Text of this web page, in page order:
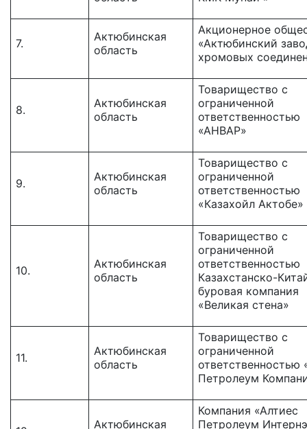
7.
Актюбинская
область
Акционерное
«Актюбинский
хромовых
8.
Актюбинская
область
Товарищество с
ограниченной
ответственностью
«АНВАР»
9.
Актюбинская
область
Товарищество с
ограниченной
ответственностью
«Казахойл Актобе»
10.
Актюбинская
область
Товарищество c
ограниченной
ответственностью
Казахстанско-
буровая компания
«Великая стена»
11.
Актюбинская
область
Товарищество с
ограниченной
ответственностью
Петролеум
Актюбинская
Компания «Алтиес
Петролеум